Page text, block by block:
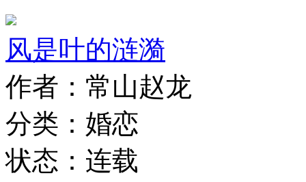
风是叶的涟漪
作者：常山赵龙
分类：婚恋
状态：连载